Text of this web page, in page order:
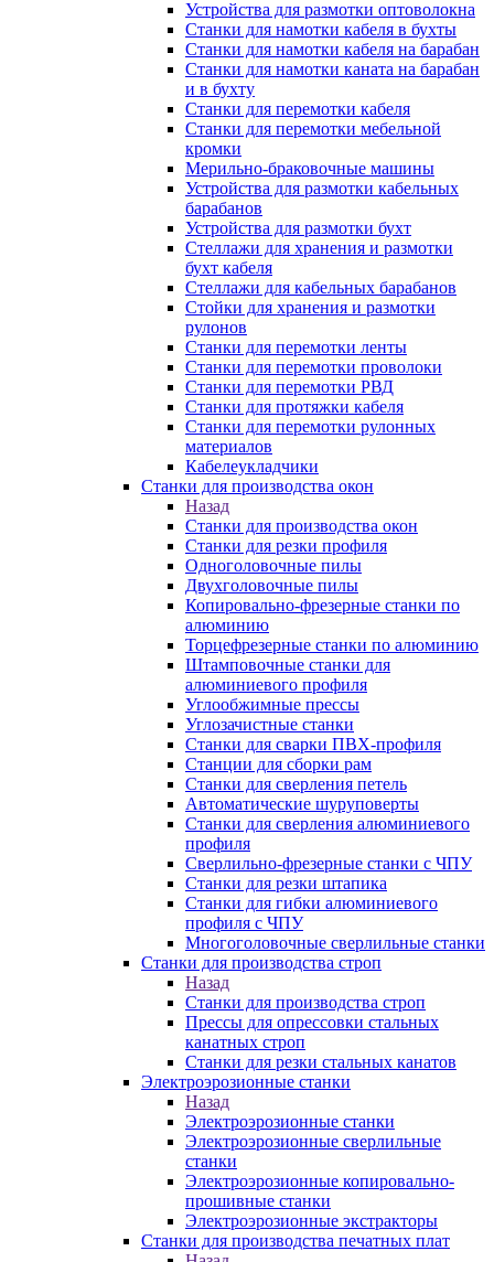
Устройства для размотки оптоволокна
Станки для намотки кабеля в бухты
Станки для намотки кабеля на барабан
Станки для намотки каната на барабан
и в бухту
Станки для перемотки кабеля
Станки для перемотки мебельной
кромки
Мерильно-браковочные машины
Устройства для размотки кабельных
барабанов
Устройства для размотки бухт
Стеллажи для хранения и размотки
бухт кабеля
Стеллажи для кабельных барабанов
Стойки для хранения и размотки
рулонов
Станки для перемотки ленты
Станки для перемотки проволоки
Станки для перемотки РВД
Станки для протяжки кабеля
Станки для перемотки рулонных
материалов
Кабелеукладчики
Станки для производства окон
Назад
Станки для производства окон
Станки для резки профиля
Одноголовочные пилы
Двухголовочные пилы
Копировально-фрезерные станки по
алюминию
Торцефрезерные станки по алюминию
Штамповочные станки для
алюминиевого профиля
Углообжимные прессы
Углозачистные станки
Станки для сварки ПВХ-профиля
Станции для сборки рам
Станки для сверления петель
Автоматические шуруповерты
Станки для сверления алюминиевого
профиля
Сверлильно-фрезерные станки с ЧПУ
Станки для резки штапика
Станки для гибки алюминиевого
профиля с ЧПУ
Многоголовочные сверлильные станки
Станки для производства строп
Назад
Станки для производства строп
Прессы для опрессовки стальных
канатных строп
Станки для резки стальных канатов
Электроэрозионные станки
Назад
Электроэрозионные станки
Электроэрозионные сверлильные
станки
Электроэрозионные копировально-
прошивные станки
Электроэрозионные экстракторы
Станки для производства печатных плат